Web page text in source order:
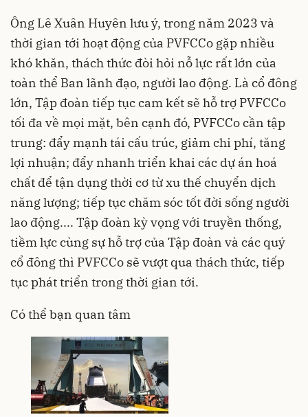
Ông Lê Xuân Huyên lưu ý, trong năm 2023 và
thời gian tới hoạt động của PVFCCo gặp nhiều
khó khăn, thách thức đòi hỏi nỗ lực rất lớn của
toàn thể Ban lãnh đạo, người lao động. Là cổ đông
lớn, Tập đoàn tiếp tục cam kết sẽ hỗ trợ PVFCCo
tối đa về mọi mặt, bên cạnh đó, PVFCCo cần tập
trung: đẩy mạnh tái cấu trúc, giảm chi phí, tăng
lợi nhuận; đẩy nhanh triển khai các dự án hoá
chất để tận dụng thời cơ từ xu thế chuyển dịch
năng lượng; tiếp tục chăm sóc tốt đời sống người
lao động.... Tập đoàn kỳ vọng với truyền thống,
tiềm lực cùng sự hỗ trợ của Tập đoàn và các quý
cổ đông thì PVFCCo sẽ vượt qua thách thức, tiếp
tục phát triển trong thời gian tới.
Có thể bạn quan tâm